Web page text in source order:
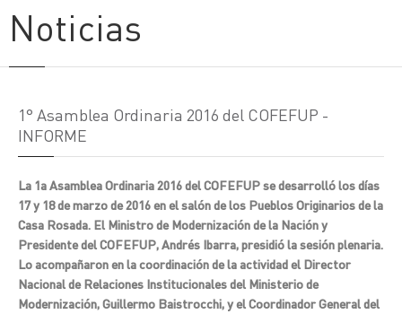
Noticias
1° Asamblea Ordinaria 2016 del COFEFUP -
INFORME
La 1a Asamblea Ordinaria 2016 del COFEFUP se desarrolló los días
17 y 18 de marzo de 2016 en el salón de los Pueblos Originarios de la
Casa Rosada. El Ministro de Modernización de la Nación y
Presidente del COFEFUP, Andrés Ibarra, presidió la sesión plenaria.
Lo acompañaron en la coordinación de la actividad el Director
Nacional de Relaciones Institucionales del Ministerio de
Modernización, Guillermo Baistrocchi, y el Coordinador General del